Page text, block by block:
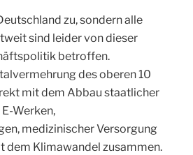
zu, sondern alle
sind leider von dieser
betroffen.
des oberen 10
mit dem Abbau staatlicher
Werken,
medizinischer Versorgung
dem Klimawandel zusammen.